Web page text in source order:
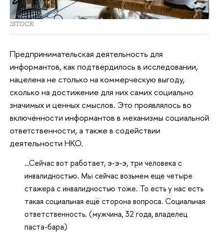
ISTOCK
Предпринимательская деятельность для
информантов, как подтвердилось в исследовании,
нацелена не столько на коммерческую выгоду,
сколько на достижение для них самих социально
значимых и ценных смыслов. Это проявлялось во
включённости информантов в механизмы социальной
ответственности, а также в содействии
деятельности НКО.
…Сейчас вот работает, э-э-э, три человека с
инвалидностью. Мы сейчас возьмем еще четыре
стажера с инвалидностью тоже. То есть у нас есть
такая социальная ещё сторона вопроса. Социальная
ответственность. (мужчина, 32 года, владелец
паста-бара)